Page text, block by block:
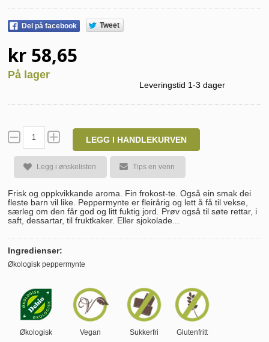
Del på facebook Tweet
kr 58,65
På lager
Leveringstid 1-3 dager
LEGG I HANDLEKURVEN
Legg i ønskelisten Tips en venn
Frisk og oppkvikkande aroma. Fin frokost-te. Også ein smak dei
fleste barn vil like. Peppermynte er fleirårig og lett å få til vekse,
særleg om den får god og litt fuktig jord. Prøv også til søte rettar, i
saft, dessartar, til fruktkaker. Eller sjokolade...
Ingredienser:
Økologisk peppermynte
Økologisk Vegan Sukkerfri Glutenfritt